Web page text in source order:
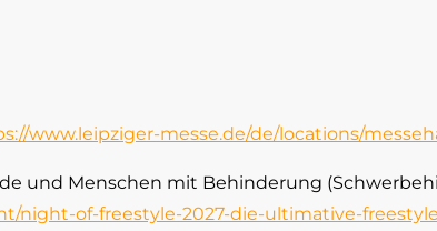
www.leipziger-messe.de/de/locations/
und Menschen mit Behinderung
night-of-freestyle-2027-die-ultimative-